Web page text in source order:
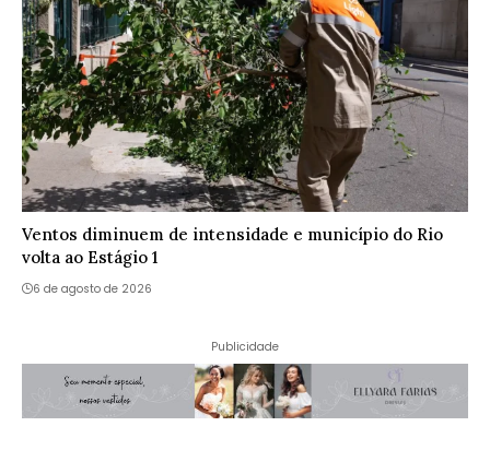
Ventos diminuem de intensidade e município do Rio
volta ao Estágio 1
6 de agosto de 2026
Publicidade